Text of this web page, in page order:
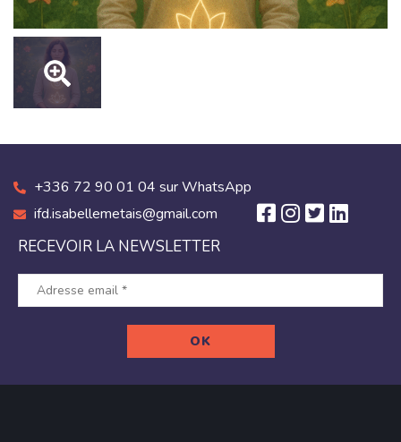
+336 72 90 01 04 sur WhatsApp
ifd.isabellemetais@gmail.com
RECEVOIR LA NEWSLETTER